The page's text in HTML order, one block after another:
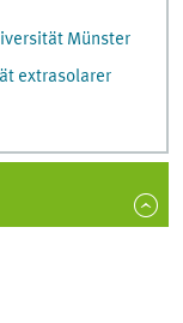
Münster
extrasolarer